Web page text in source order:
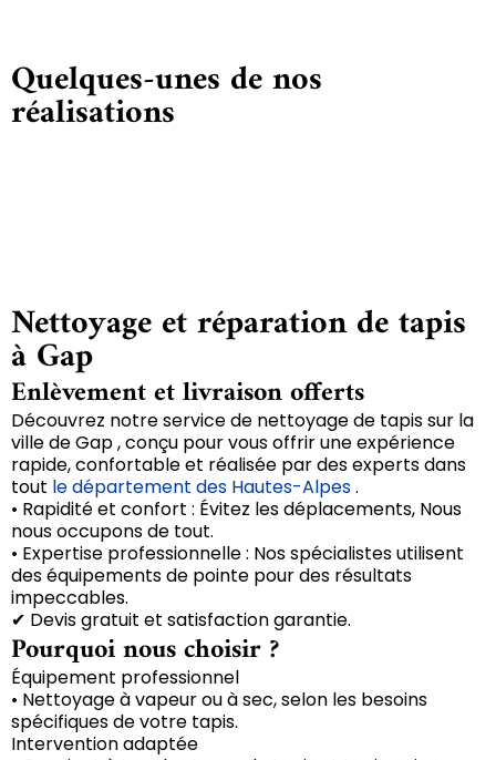
Quelques-unes de nos
réalisations
Nettoyage et réparation de tapis
à Gap
Enlèvement et livraison offerts
Découvrez notre service de nettoyage de tapis sur la
ville de Gap , conçu pour vous offrir une expérience
rapide, confortable et réalisée par des experts dans
tout le département des Hautes-Alpes.
• Rapidité et confort : Évitez les déplacements, Nous
nous occupons de tout.
• Expertise professionnelle : Nos spécialistes utilisent
des équipements de pointe pour des résultats
impeccables.
✔ Devis gratuit et satisfaction garantie.
Pourquoi nous choisir ?
Équipement professionnel
• Nettoyage à vapeur ou à sec, selon les besoins
spécifiques de votre tapis.
Intervention adaptée